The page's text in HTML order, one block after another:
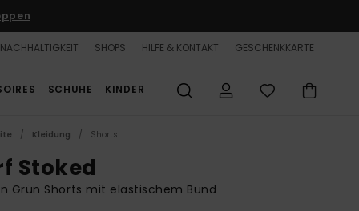
NACHHALTIGKEIT SHOPS HILFE & KONTAKT GESCHENKKARTE
SCHUHE KINDER
Kleidung Shorts
Stoked
Grün Shorts mit elastischem Bund